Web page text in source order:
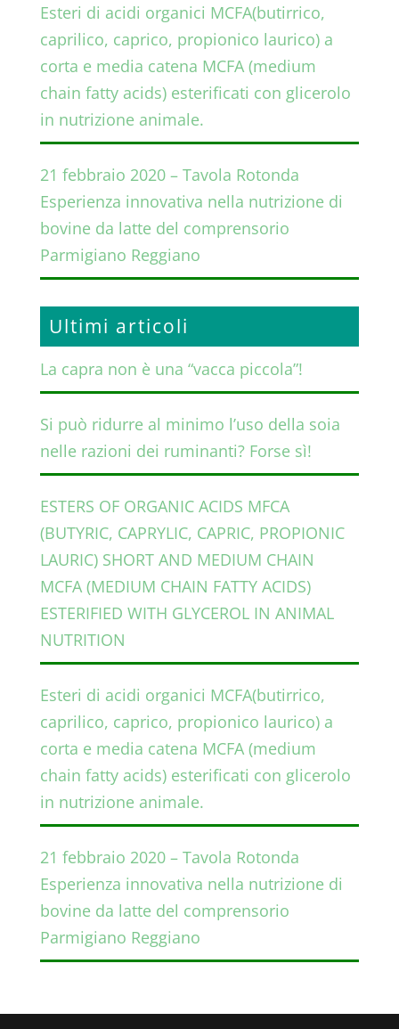
Esteri di acidi organici MCFA(butirrico,
caprilico, caprico, propionico laurico) a
corta e media catena MCFA (medium
chain fatty acids) esterificati con glicerolo
in nutrizione animale.
21 febbraio 2020 – Tavola Rotonda
Esperienza innovativa nella nutrizione di
bovine da latte del comprensorio
Parmigiano Reggiano
Ultimi articoli
La capra non è una “vacca piccola”!
Si può ridurre al minimo l’uso della soia
nelle razioni dei ruminanti? Forse sì!
ESTERS OF ORGANIC ACIDS MFCA
(BUTYRIC, CAPRYLIC, CAPRIC, PROPIONIC
LAURIC) SHORT AND MEDIUM CHAIN
MCFA (MEDIUM CHAIN FATTY ACIDS)
ESTERIFIED WITH GLYCEROL IN ANIMAL
NUTRITION
Esteri di acidi organici MCFA(butirrico,
caprilico, caprico, propionico laurico) a
corta e media catena MCFA (medium
chain fatty acids) esterificati con glicerolo
in nutrizione animale.
21 febbraio 2020 – Tavola Rotonda
Esperienza innovativa nella nutrizione di
bovine da latte del comprensorio
Parmigiano Reggiano